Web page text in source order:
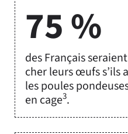
75 %
des Français
cher leurs œufs s’ils
les poules
en cage3.